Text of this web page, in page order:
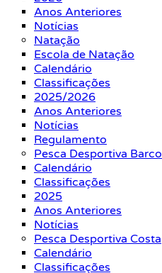
Anos Anteriores
Notícias
Natação
Escola de Natação
Calendário
Classificações
2025/2026
Anos Anteriores
Notícias
Regulamento
Pesca Desportiva Barco
Calendário
Classificações
2025
Anos Anteriores
Notícias
Pesca Desportiva Costa
Calendário
Classificações